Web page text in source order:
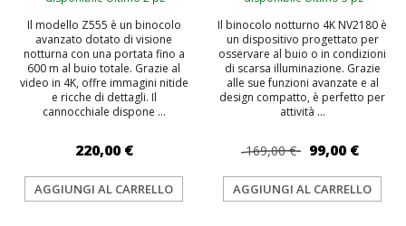
Il modello Z555 è un binocolo
avanzato dotato di visione
notturna con una portata fino a
600 m al buio totale. Grazie al
video in 4K, offre immagini nitide
e ricche di dettagli. Il
cannocchiale dispone ...
220,00 €
AGGIUNGI AL CARRELLO
Il binocolo notturno 4K NV2180 è
un dispositivo progettato per
osservare al buio o in condizioni
di scarsa illuminazione. Grazie
alle sue funzioni avanzate e al
design compatto, è perfetto per
attività ...
169,00 € 99,00 €
AGGIUNGI AL CARRELLO